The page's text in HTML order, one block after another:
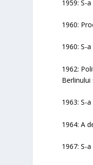
1959: S-
1960:
1960: S-
1962:
1963: S-
1964: A
1967: S-